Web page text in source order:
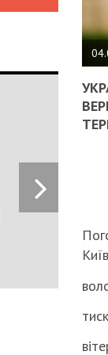
НА
Київ